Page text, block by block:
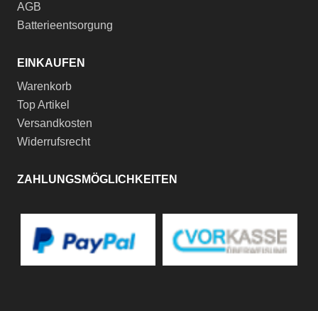
AGB
Batterieentsorgung
EINKAUFEN
Warenkorb
Top Artikel
Versandkosten
Widerrufsrecht
ZAHLUNGSMÖGLICHKEITEN